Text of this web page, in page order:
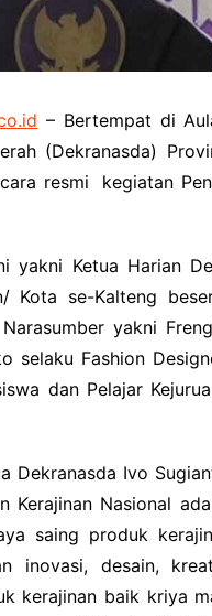
DPRD Sukamara
– Bertempat di
(Dekranasda)
resmi kegiatan
Ketua Harian
Kota se-Kalteng
yakni
selaku Fashion
dan Pelajar
Dekranasda Ivo
Kerajinan Nasional
saing produk
inovasi, desain,
kerajinan baik kriya